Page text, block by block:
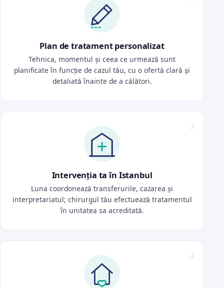
Plan de tratament personalizat
Tehnica, momentul și ceea ce urmează sunt
planificate în funcție de cazul tău, cu o ofertă clară și
detaliată înainte de a călători.
Intervenția ta în Istanbul
Luna coordonează transferurile, cazarea și
interpretariatul; chirurgul tău efectuează tratamentul
în unitatea sa acreditată.